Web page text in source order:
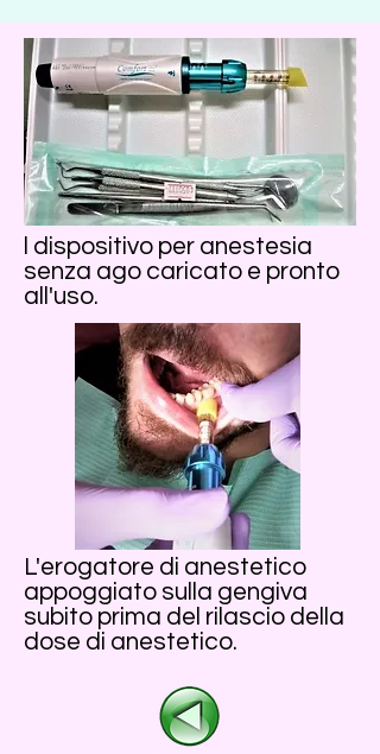
l dispositivo per anestesia
senza ago caricato e pronto
all'uso.
L'erogatore di anestetico
appoggiato sulla gengiva
subito prima del rilascio della
dose di anestetico.